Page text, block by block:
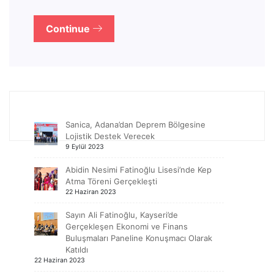
Continue
Sanica, Adana’dan Deprem Bölgesine
Lojistik Destek Verecek
9 Eylül 2023
Abidin Nesimi Fatinoğlu Lisesi’nde Kep
Atma Töreni Gerçekleşti
22 Haziran 2023
Sayın Ali Fatinoğlu, Kayseri’de
Gerçekleşen Ekonomi ve Finans
Buluşmaları Paneline Konuşmacı Olarak
Katıldı
22 Haziran 2023